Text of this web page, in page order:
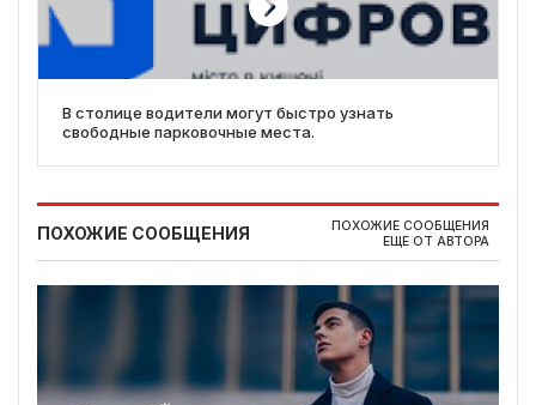
В столице водители могут быстро узнать
свободные парковочные места.
ПОХОЖИЕ СООБЩЕНИЯ
ПОХОЖИЕ СООБЩЕНИЯ
ЕЩЕ ОТ АВТОРА